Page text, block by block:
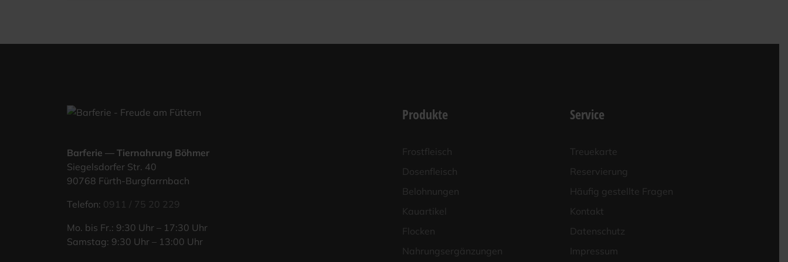
Bar­fe­rie — Tier­nah­rung Böhmer
Sie­gels­dor­fer Str. 40
90768 Fürth-Burgfarrnbach
Tele­fon: 0911 / 75 20 229
Mo. bis Fr.: 9:30 Uhr – 17:30 Uhr
Sams­tag: 9:30 Uhr – 13:00 Uhr
Produkte
Frost­fleisch
Dosen­fleisch
Beloh­nun­gen
Kau­ar­ti­kel
Flo­cken
Nah­rungs­er­gän­zun­gen
Service
Treue­kar­te
Reser­vie­rung
Häu­fig gestell­te Fragen
Kon­takt
Daten­schutz
Impres­sum